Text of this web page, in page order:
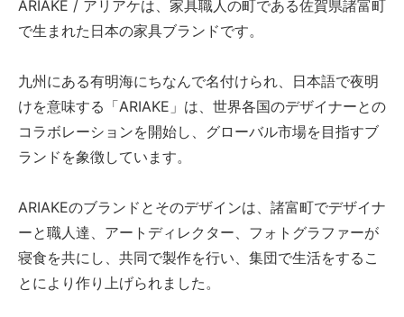
ARIAKE / アリアケは、家具職人の町である佐賀県諸富町
で生まれた日本の家具ブランドです。
九州にある有明海にちなんで名付けられ、日本語で夜明
けを意味する「ARIAKE」は、世界各国のデザイナーとの
コラボレーションを開始し、グローバル市場を目指すブ
ランドを象徴しています。
ARIAKEのブランドとそのデザインは、諸富町でデザイナ
ーと職人達、アートディレクター、フォトグラファーが
寝食を共にし、共同で製作を行い、集団で生活をするこ
とにより作り上げられました。